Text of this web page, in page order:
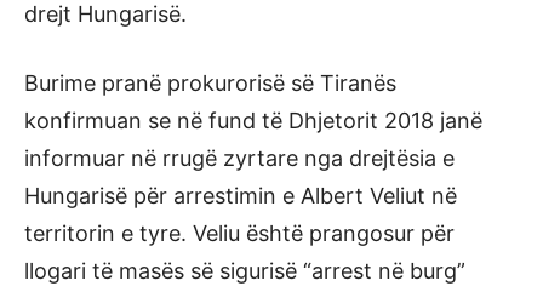
drejt Hungarisë.
Burime pranë prokurorisë së Tiranës
konfirmuan se në fund të Dhjetorit 2018 janë
informuar në rrugë zyrtare nga drejtësia e
Hungarisë për arrestimin e Albert Veliut në
territorin e tyre. Veliu është prangosur për
llogari të masës së sigurisë “arrest në burg”